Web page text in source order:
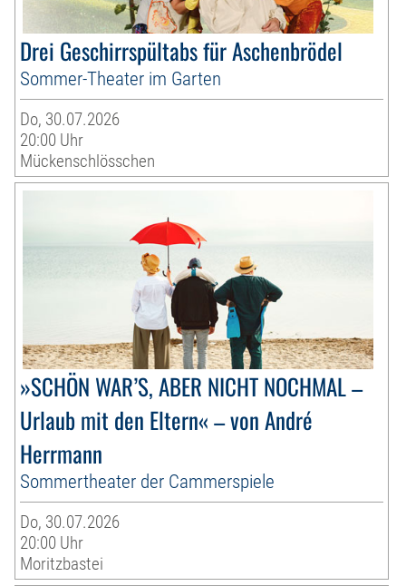
Drei Geschirrspültabs für Aschenbrödel
Sommer-Theater im Garten
Do, 30.07.2026
20:00 Uhr
Mückenschlösschen
»SCHÖN WAR’S, ABER NICHT NOCHMAL –
Urlaub mit den Eltern« – von André
Herrmann
Sommertheater der Cammerspiele
Do, 30.07.2026
20:00 Uhr
Moritzbastei